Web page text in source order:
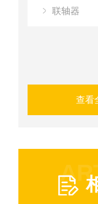
联轴器
查看